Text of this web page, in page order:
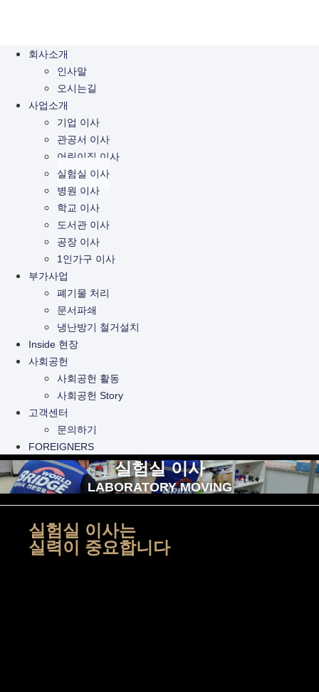
회사소개
인사말
오시는길
사업소개
기업 이사
관공서 이사
어린이집 이사
실험실 이사
병원 이사
학교 이사
도서관 이사
공장 이사
1인가구 이사
부가사업
폐기물 처리
문서파쇄
냉난방기 철거설치
Inside 현장
사회공헌
사회공헌 활동
사회공헌 Story
고객센터
문의하기
FOREIGNERS
실험실 이사
LABORATORY MOVING
실험실 이사는
실력이 중요합니다